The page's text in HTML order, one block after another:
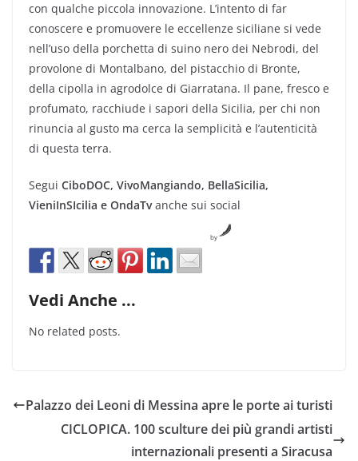
con qualche piccola innovazione. L’intento di far
conoscere e promuovere le eccellenze siciliane si vede
nell’uso della porchetta di suino nero dei Nebrodi, del
provolone di Montalbano, del pistacchio di Bronte,
della cipolla in agrodolce di Giarratana. Il pane, fresco e
profumato, racchiude i sapori della Sicilia, per chi non
rinuncia al gusto ma cerca la semplicità e l’autenticità
di questa terra.
Segui CiboDOC, VivoMangiando, BellaSicilia,
VieniInSIcilia e OndaTvanche sui social
by
Vedi Anche ...
No related posts.
Palazzo dei Leoni di Messina apre le porte ai turisti
CICLOPICA. 100 sculture dei più grandi artisti
internazionali presenti a Siracusa